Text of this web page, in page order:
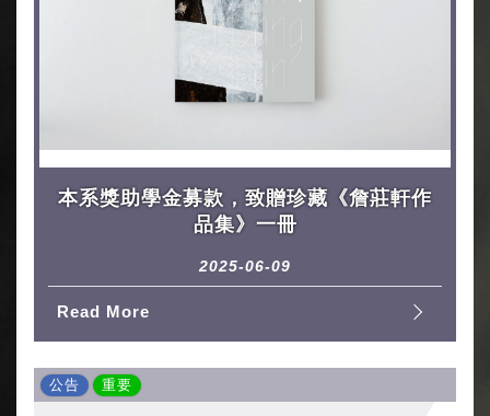
本系獎助學金募款，致贈珍藏《詹莊軒作
品集》一冊
2025-06-09
Read More
公告 重要